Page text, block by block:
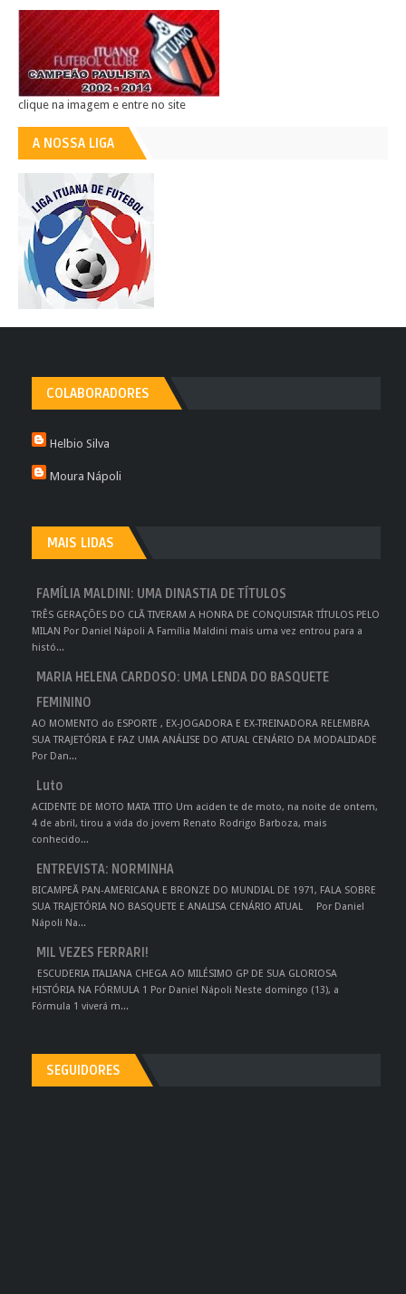
clique na imagem e entre no site
A NOSSA LIGA
COLABORADORES
Helbio Silva
Moura Nápoli
MAIS LIDAS
FAMÍLIA MALDINI: UMA DINASTIA DE TÍTULOS
TRÊS GERAÇÕES DO CLÃ TIVERAM A HONRA DE CONQUISTAR TÍTULOS PELO
MILAN Por Daniel Nápoli A Família Maldini mais uma vez entrou para a
histó...
MARIA HELENA CARDOSO: UMA LENDA DO BASQUETE
FEMININO
AO MOMENTO do ESPORTE , EX-JOGADORA E EX-TREINADORA RELEMBRA
SUA TRAJETÓRIA E FAZ UMA ANÁLISE DO ATUAL CENÁRIO DA MODALIDADE
Por Dan...
Luto
ACIDENTE DE MOTO MATA TITO Um aciden te de moto, na noite de ontem,
4 de abril, tirou a vida do jovem Renato Rodrigo Barboza, mais
conhecido...
ENTREVISTA: NORMINHA
BICAMPEÃ PAN-AMERICANA E BRONZE DO MUNDIAL DE 1971, FALA SOBRE
SUA TRAJETÓRIA NO BASQUETE E ANALISA CENÁRIO ATUAL Por Daniel
Nápoli Na...
MIL VEZES FERRARI!
ESCUDERIA ITALIANA CHEGA AO MILÉSIMO GP DE SUA GLORIOSA
HISTÓRIA NA FÓRMULA 1 Por Daniel Nápoli Neste domingo (13), a
Fórmula 1 viverá m...
SEGUIDORES